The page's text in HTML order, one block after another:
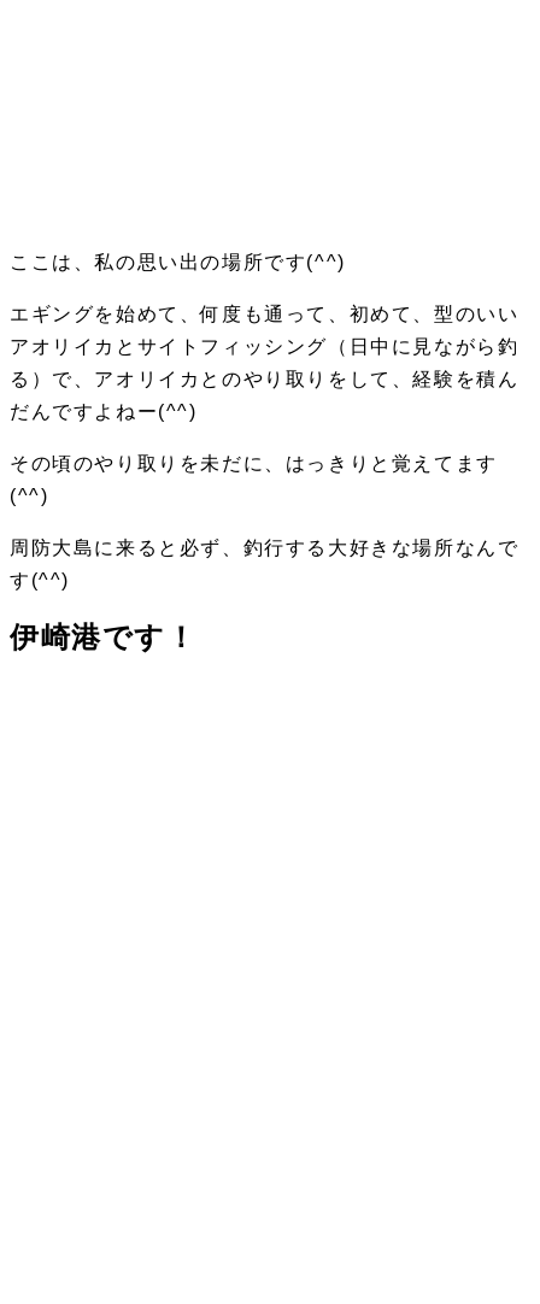
ここは、私の思い出の場所です(^^)
エギングを始めて、何度も通って、初めて、型のいい
アオリイカとサイトフィッシング（日中に見ながら釣
る）で、アオリイカとのやり取りをして、経験を積ん
だんですよねー(^^)
その頃のやり取りを未だに、はっきりと覚えてます
(^^)
周防大島に来ると必ず、釣行する大好きな場所なんで
す(^^)
伊崎港です！